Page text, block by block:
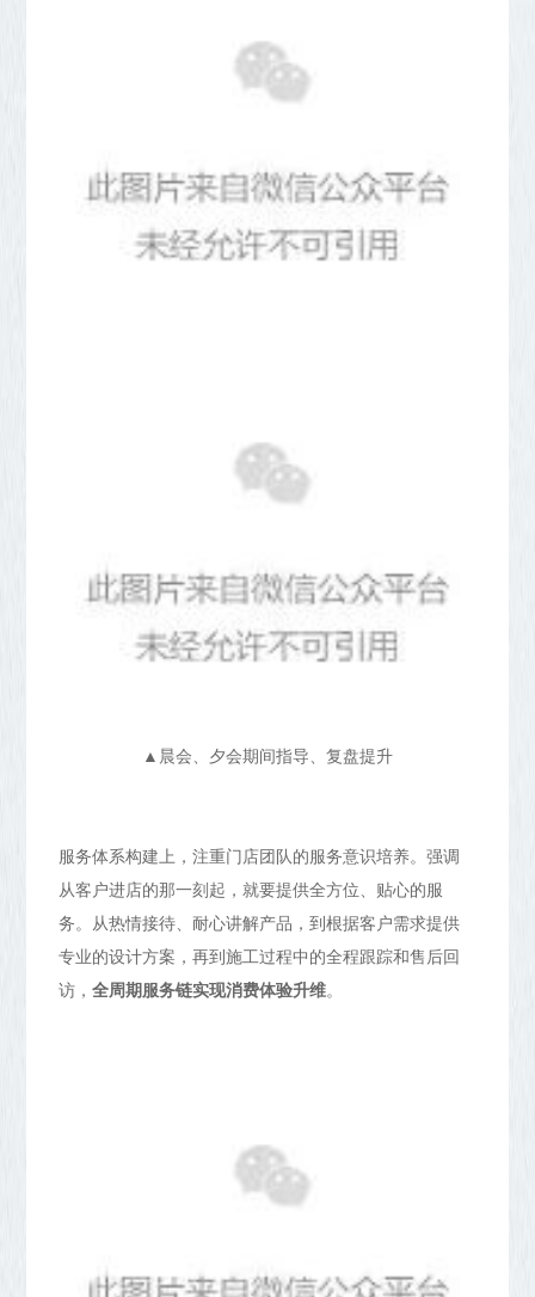
▲晨会、夕会期间指导、复盘提升
服务体系构建上，注重门店团队的服务意识培养。强调
从客户进店的那一刻起，就要提供全方位、贴心的服
务。从热情接待、耐心讲解产品，到根据客户需求提供
专业的设计方案，再到施工过程中的全程跟踪和售后回
访，全周期服务链实现消费体验升维。